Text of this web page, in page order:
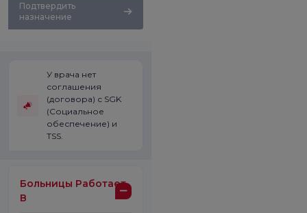
Подтвердить
назначение
У врача нет
соглашения
(договора) с SGK
(Социальное
обеспечение) и
TSS.
Больницы Работает
В